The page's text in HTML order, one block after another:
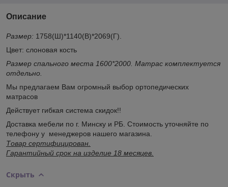
Описание
Размер: 1758(Ш)*1140(В)*2069(Г).
Цвет: слоновая кость
Размер спального места 1600*2000. Матрас комплектуется
отдельно.
Мы предлагаем Вам огромный выбор ортопедических
матрасов
Действует гибкая система скидок!!
Доставка мебели по г. Минску и РБ. Стоимость уточняйте по
телефону у менеджеров нашего магазина.
Товар сертифицирован.
Гарантийный срок на изделие 18 месяцев.
Скрыть